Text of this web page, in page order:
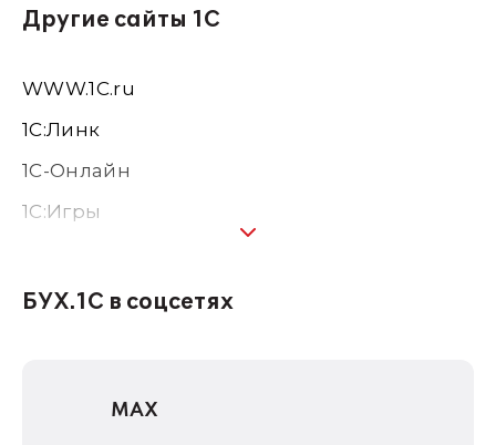
Другие сайты 1С
WWW.1С.ru
1С:Линк
1С-Онлайн
1C:Игры
1С:Консалтинг
1С:Дистрибьюция
БУХ.1С в соцсетях
MAX